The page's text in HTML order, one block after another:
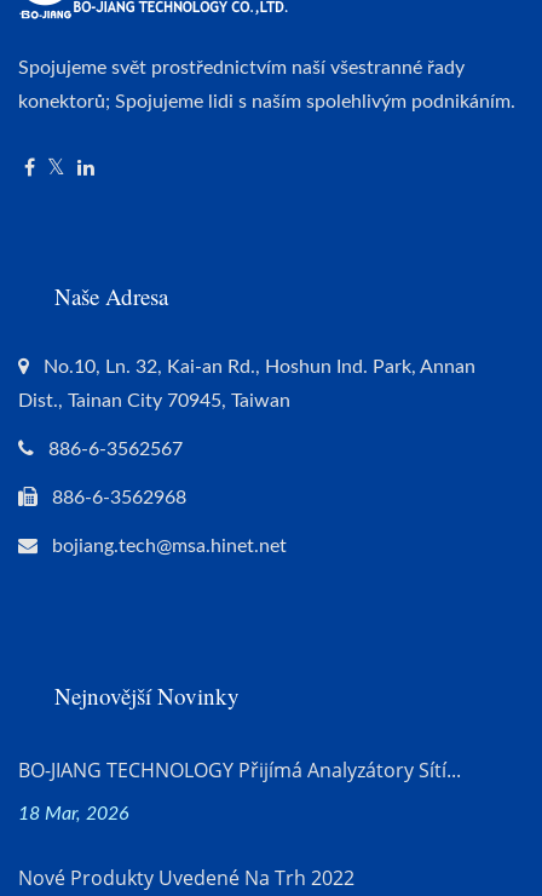
Spojujeme svět prostřednictvím naší všestranné řady
konektorů; Spojujeme lidi s naším spolehlivým podnikáním.
Naše Adresa
No.10, Ln. 32, Kai-an Rd., Hoshun Ind. Park, Annan
Dist., Tainan City 70945, Taiwan
886-6-3562567
886-6-3562968
bojiang.tech@msa.hinet.net
Nejnovější Novinky
BO-JIANG TECHNOLOGY Přijímá Analyzátory Sítí...
18 Mar, 2026
Nové Produkty Uvedené Na Trh 2022